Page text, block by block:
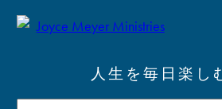
人生を毎日楽し